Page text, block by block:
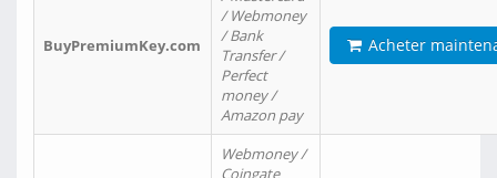
BuyPremiumKey.com
/ Webmoney
/ Bank
Transfer /
Perfect
money /
Amazon pay
Acheter
Webmoney /
Coingate